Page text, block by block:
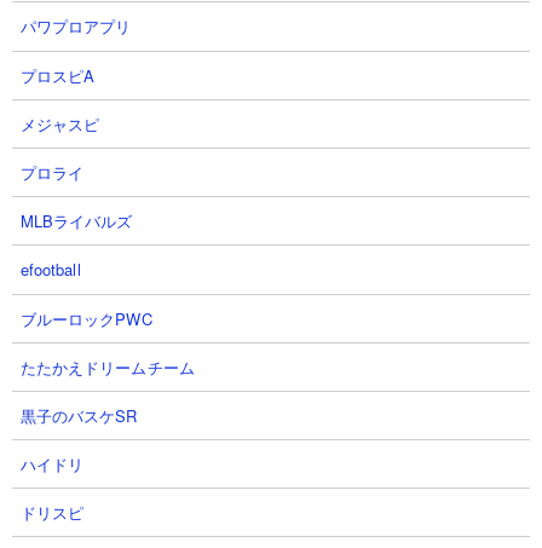
パワプロアプリ
プロスピA
メジャスピ
プロライ
MLBライバルズ
efootball
ブルーロックPWC
たたかえドリームチーム
黒子のバスケSR
ハイドリ
ドリスピ